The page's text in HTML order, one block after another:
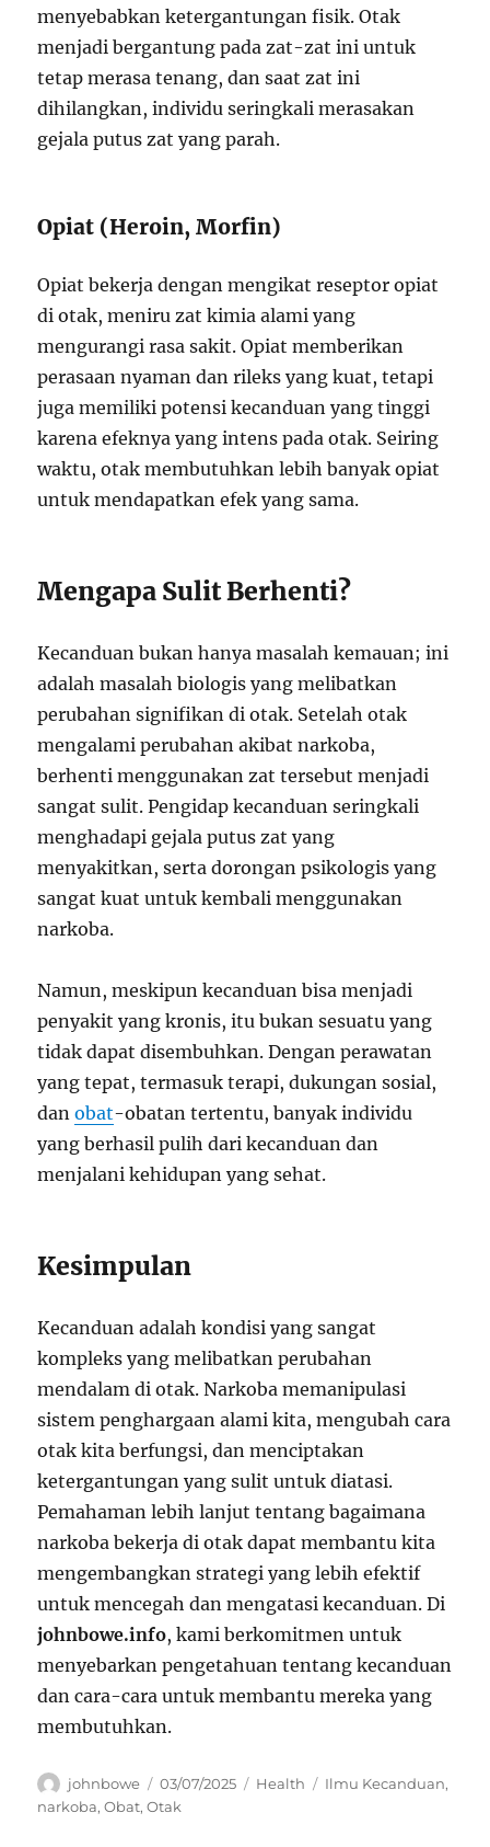
menyebabkan ketergantungan fisik. Otak
menjadi bergantung pada zat-zat ini untuk
tetap merasa tenang, dan saat zat ini
dihilangkan, individu seringkali merasakan
gejala putus zat yang parah.
Opiat (Heroin, Morfin)
Opiat bekerja dengan mengikat reseptor opiat
di otak, meniru zat kimia alami yang
mengurangi rasa sakit. Opiat memberikan
perasaan nyaman dan rileks yang kuat, tetapi
juga memiliki potensi kecanduan yang tinggi
karena efeknya yang intens pada otak. Seiring
waktu, otak membutuhkan lebih banyak opiat
untuk mendapatkan efek yang sama.
Mengapa Sulit Berhenti?
Kecanduan bukan hanya masalah kemauan; ini
adalah masalah biologis yang melibatkan
perubahan signifikan di otak. Setelah otak
mengalami perubahan akibat narkoba,
berhenti menggunakan zat tersebut menjadi
sangat sulit. Pengidap kecanduan seringkali
menghadapi gejala putus zat yang
menyakitkan, serta dorongan psikologis yang
sangat kuat untuk kembali menggunakan
narkoba.
Namun, meskipun kecanduan bisa menjadi
penyakit yang kronis, itu bukan sesuatu yang
tidak dapat disembuhkan. Dengan perawatan
yang tepat, termasuk terapi, dukungan sosial,
danobat-obatan tertentu, banyak individu
yang berhasil pulih dari kecanduan dan
menjalani kehidupan yang sehat.
Kesimpulan
Kecanduan adalah kondisi yang sangat
kompleks yang melibatkan perubahan
mendalam di otak. Narkoba memanipulasi
sistem penghargaan alami kita, mengubah cara
otak kita berfungsi, dan menciptakan
ketergantungan yang sulit untuk diatasi.
Pemahaman lebih lanjut tentang bagaimana
narkoba bekerja di otak dapat membantu kita
mengembangkan strategi yang lebih efektif
untuk mencegah dan mengatasi kecanduan. Di
johnbowe.info, kami berkomitmen untuk
menyebarkan pengetahuan tentang kecanduan
dan cara-cara untuk membantu mereka yang
membutuhkan.
Author
johnbowe
Posted
on
03/07/2025 Categories
Health Tags
Ilmu Kecanduan,
narkoba,Obat,Otak